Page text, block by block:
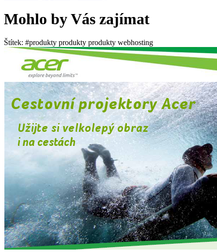
Mohlo by Vás zajímat
Štítek: #produkty produkty produkty webhosting